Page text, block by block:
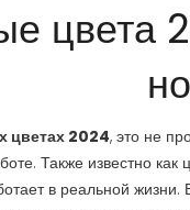
цвета
цветах 2024, это не
. Также известно как
в реальной жизни.